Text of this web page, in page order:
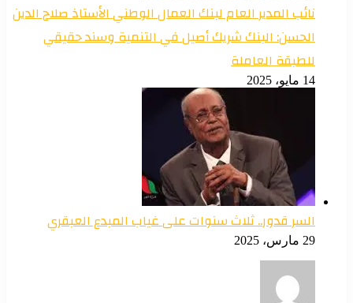
نائب المدير العام لبنك العمال الوطني الأستاذ صلاح الدين
الحسن: البنك شريك أصيل في التنمية وسند حقيقي
للطبقة العاملة
14 مايو، 2025
السر قدور.. ثلاث سنوات على غياب المبدع العبقري
29 مارس، 2025